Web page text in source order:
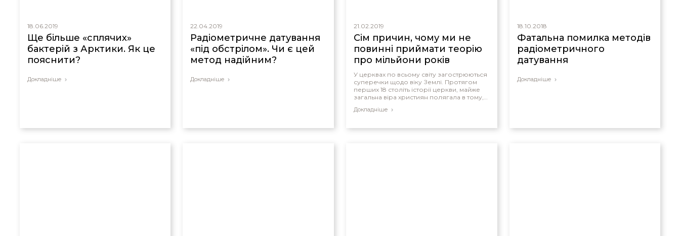
18.06.2019
Ще більше «сплячих»
бактерій з Арктики. Як це
пояснити?
Докладніше
22.04.2019
Радіометричне датування
«під обстрілом». Чи є цей
метод надійним?
Докладніше
21.02.2019
Сім причин, чому ми не
повинні приймати теорію
про мільйони років
У церквах по всьому світу загострюються
суперечки щодо віку Землі. Протягом
перших 18 століть історії церкви, майже
загальна віра християн полягала в тому,
днів, приблизно за 4000 років до Христа,
часів Ноя.
Докладніше
18.10.2018
Фатальна помилка методів
радіометричного
датування
Докладніше